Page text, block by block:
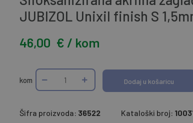
JUBIZOL Unixil finish S
46,00 € / kom
kom Dodaj u košaricu
Šifra proizvoda: 36522 Kataloški broj: